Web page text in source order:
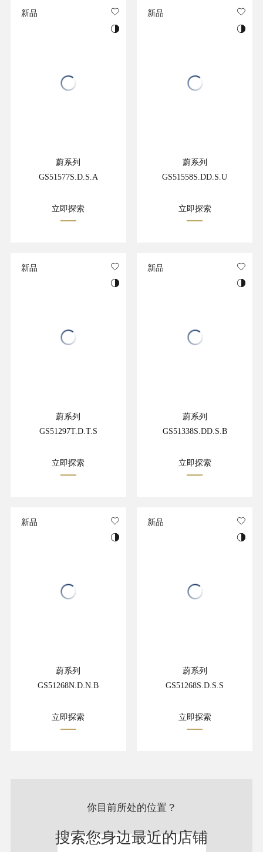
蔚系列
GS51577S.D.S.A
立即探索
新品
蔚系列
GS51558S.DD.S.U
立即探索
新品
蔚系列
GS51297T.D.T.S
立即探索
新品
蔚系列
GS51338S.DD.S.B
立即探索
新品
蔚系列
GS51268N.D.N.B
立即探索
新品
蔚系列
GS51268S.D.S.S
立即探索
新品
你目前所处的位置？
搜索您身边最近的店铺